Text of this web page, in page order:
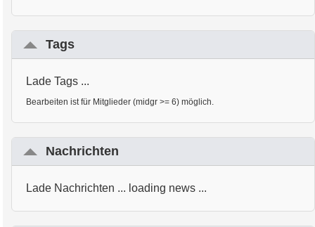
Tags
Lade Tags ...
Bearbeiten ist für Mitglieder (midgr >= 6) möglich.
Nachrichten
Lade Nachrichten ... loading news ...